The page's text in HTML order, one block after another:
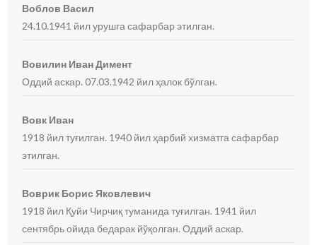
Воблов Васил
24.10.1941 йил урушга сафарбар этилган.
Вовилин Иван Димент
Оддий аскар. 07.03.1942 йил ҳалок бўлган.
Вовк Иван
1918 йил туғилган. 1940 йил ҳарбий хизматга сафарбар
этилган.
Воврик Борис Яковлевич
1918 йил Қуйи Чирчиқ туманида туғилган. 1941 йил
сентябрь ойида бедарак йўқолган. Оддий аскар.